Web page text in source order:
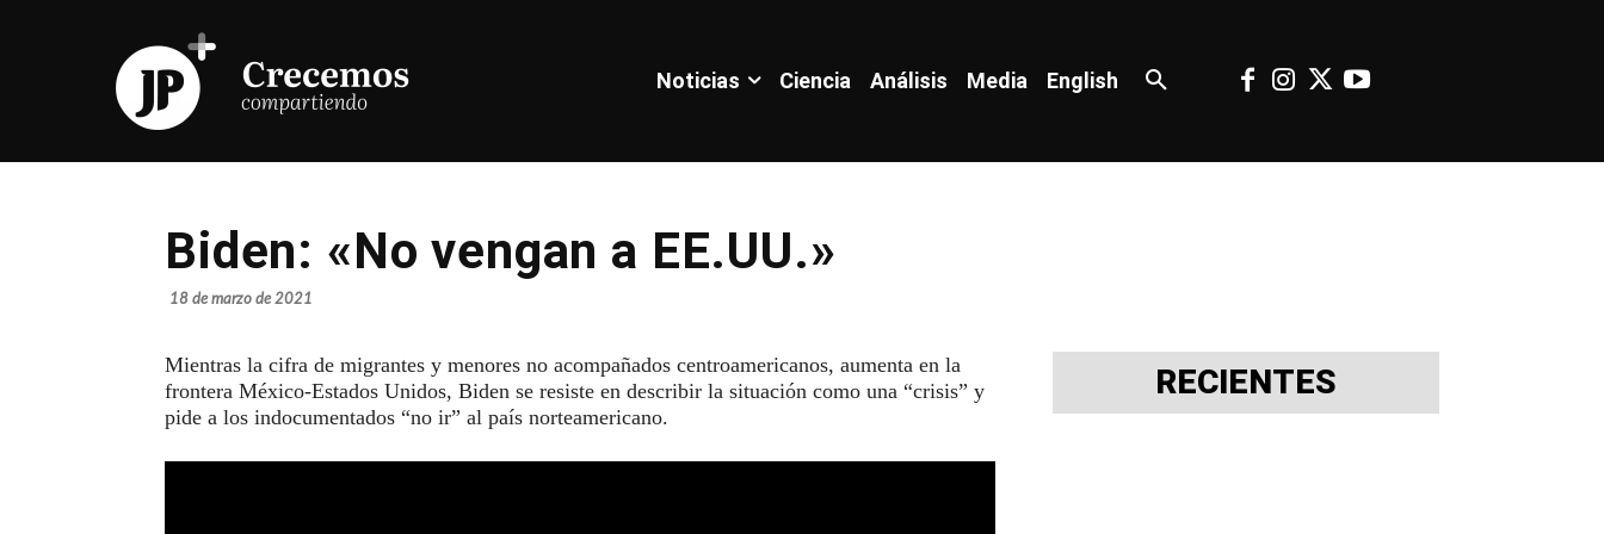
Noticias Ciencia Análisis Media English
Biden: «No vengan a EE.UU.»
18 de marzo de 2021
Mientras la cifra de migrantes y menores no acompañados centroamericanos, aumenta en la
frontera México-Estados Unidos, Biden se resiste en describir la situación como una “crisis” y
pide a los indocumentados “no ir” al país norteamericano.
RECIENTES